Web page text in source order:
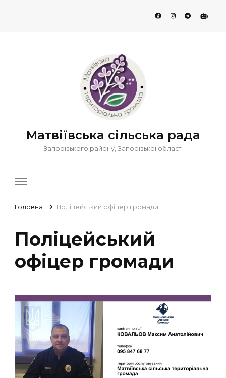
Матвіївська сільська рада
Запорізького району, Запорізької області
Головна Поліцейський офіцер громади
Поліцейський
офіцер громади